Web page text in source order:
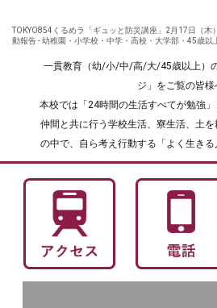
TOKYO854くるめラ「ギュッと防災講座」2月17日（木
動報告 - 幼稚園・小学校・中学・高校・大学部・45歳以
一貫教育（幼/小/中/高/大/45歳以上）
ジ」をご覧の皆様
本校では「24時間の生活すべてが勉強」
仲間と共に行う学校生活、寮生活、土
の中で、自ら考え行動する「よく生きる